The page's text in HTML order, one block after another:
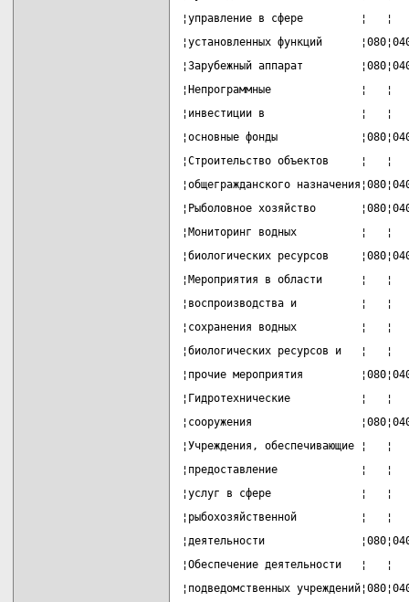
¦управление в сфере
¦установленных функций
¦Зарубежный аппарат
¦Непрограммные              ¦
¦инвестиции в               ¦
¦основные фонды
¦Строительство объектов
¦общегражданского
¦Рыболовное хозяйство
¦Мониторинг водных
¦биологических ресурсов
¦Мероприятия в области
¦воспроизводства и
¦сохранения водных
¦биологических ресурсов и
¦прочие мероприятия
¦Гидротехнические
¦сооружения
¦Учреждения,
¦предоставление             ¦
¦услуг в сфере              ¦
¦рыбохозяйственной
¦деятельности
¦Обеспечение деятельности
¦подведомственных